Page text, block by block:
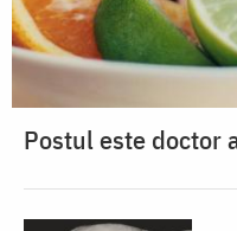
Postul este doctor